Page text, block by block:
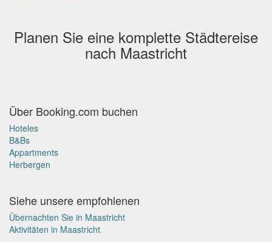
Planen Sie eine komplette Städtereise
nach Maastricht
Über Booking.com buchen
Hoteles
B&Bs
Appartments
Herbergen
Siehe unsere empfohlenen
Übernachten Sie in Maastricht
Aktivitäten in Maastricht